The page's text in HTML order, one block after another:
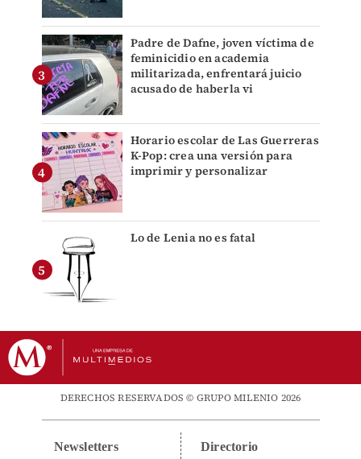
Padre de Dafne, joven víctima de
feminicidio en academia
militarizada, enfrentará juicio
acusado de haberla vi
Horario escolar de Las Guerreras
K-Pop: crea una versión para
imprimir y personalizar
Lo de Lenia no es fatal
DERECHOS RESERVADOS © GRUPO MILENIO 2026
Newsletters Directorio